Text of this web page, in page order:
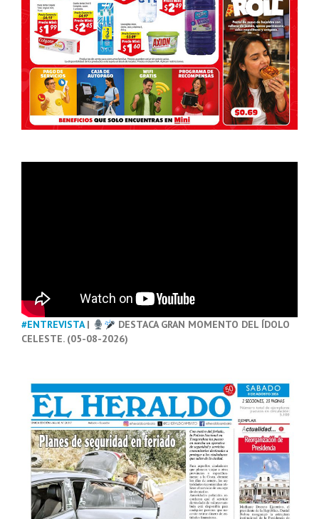
#ENTREVISTA|
DESTACA GRAN MOMENTO DEL ÍDOLO
CELESTE. (05-08-2026)